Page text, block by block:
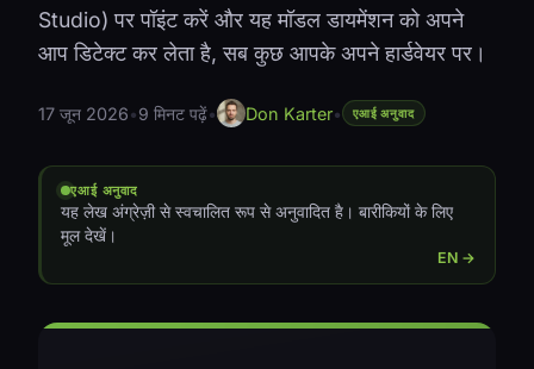
Studio) पर पॉइंट करें और यह मॉडल डायमेंशन को अपने
आप डिटेक्ट कर लेता है, सब कुछ आपके अपने हार्डवेयर पर।
17 जून 2026•9 मिनट पढ़ें• Don Karter• एआई अनुवाद
एआई अनुवाद
यह लेख अंग्रेज़ी से स्वचालित रूप से अनुवादित है। बारीकियों के लिए
मूल देखें।
EN →